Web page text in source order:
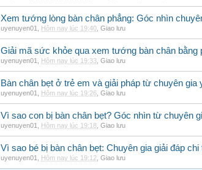
Xem tướng lòng bàn chân phẳng: Góc nhìn
uyenuyen01 Hôm nay lúc 19:40 Giao lưu
Giải mã sức khỏe qua xem tướng bàn chân bằng
uyenuyen01 Hôm nay lúc 19:33 Giao lưu
Bàn chân bẹt ở trẻ em và giải pháp từ chuyên gia
uyenuyen01 Hôm nay lúc 19:26 Giao lưu
Vì sao con bị bàn chân bẹt? Góc nhìn từ chuyên
uyenuyen01 Hôm nay lúc 19:18 Giao lưu
Vì sao bé bị bàn chân bẹt: Chuyên gia giải đáp chi
uyenuyen01 Hôm nay lúc 19:12 Giao lưu